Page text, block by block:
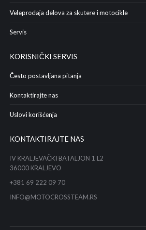
Veleprodaja delova za skutere i motocikle
Servis
KORISNIČKI SERVIS
Često postavljana pitanja
Kontaktirajte nas
Uslovi korišćenja
KONTAKTIRAJTE NAS
IV KRALJEVAČKI BATALJON 1 L2
36000 KRALJEVO
+381 69 222 09 70
INFO@MOTOCROSSTEAM.RS